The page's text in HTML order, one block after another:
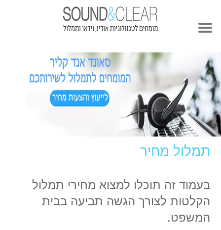
תמלול מחיר
בעמוד זה תוכלו למצוא מחירי תמלול
הקלטות לצורך הגשה תביעה בבית
המשפט.